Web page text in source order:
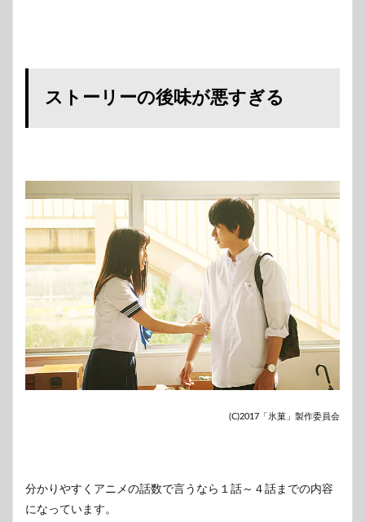
ストーリーの後味が悪すぎる
(C)2017「氷菓」製作委員会
分かりやすくアニメの話数で言うなら１話～４話までの内容
になっています。